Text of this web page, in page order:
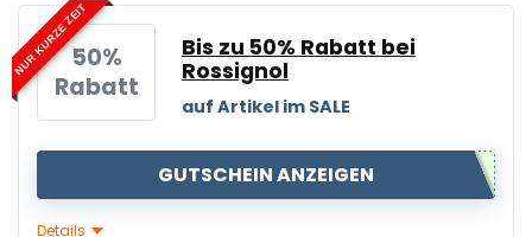
NUR KURZE ZEIT50%
Rabatt
Bis zu 50% Rabatt bei
Rossignol
auf Artikel im SALE
GUTSCHEIN ANZEIGEN
Details